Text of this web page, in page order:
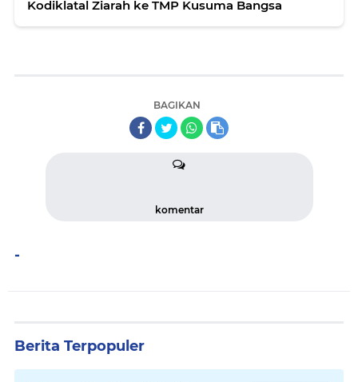
Kodiklatal Ziarah ke TMP Kusuma Bangsa
BAGIKAN
komentar
-
Berita Terpopuler